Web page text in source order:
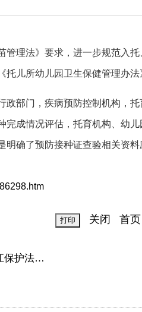
理法》要求，进一步规范入
儿所幼儿园卫生保健管理办法
部门，疾病预防控制机构，
成情况评估，托育机构、幼
确了预防接种证查验相关资
关闭 首页
保护法…